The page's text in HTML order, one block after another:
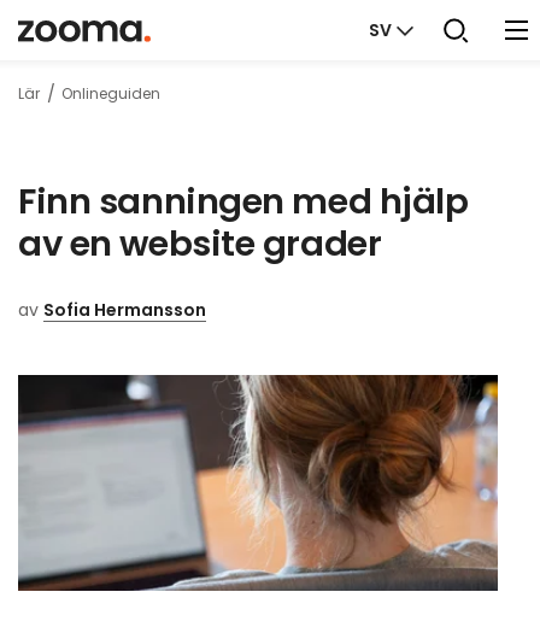
SV
Lär Onlineguiden
Finn sanningen med hjälp
av en website grader
av Sofia Hermansson